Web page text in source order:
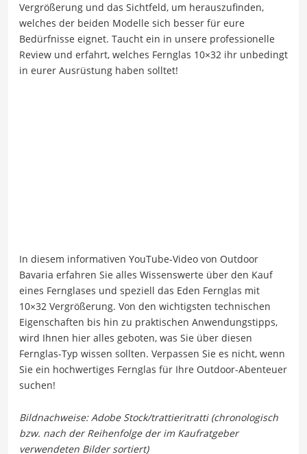
Vergrößerung und das Sichtfeld, um herauszufinden,
welches der beiden Modelle sich besser für eure
Bedürfnisse eignet. Taucht ein in unsere professionelle
Review und erfahrt, welches Fernglas 10×32 ihr unbedingt
in eurer Ausrüstung haben solltet!
In diesem informativen YouTube-Video von Outdoor
Bavaria erfahren Sie alles Wissenswerte über den Kauf
eines Fernglases und speziell das Eden Fernglas mit
10×32 Vergrößerung. Von den wichtigsten technischen
Eigenschaften bis hin zu praktischen Anwendungstipps,
wird Ihnen hier alles geboten, was Sie über diesen
Fernglas-Typ wissen sollten. Verpassen Sie es nicht, wenn
Sie ein hochwertiges Fernglas für Ihre Outdoor-Abenteuer
suchen!